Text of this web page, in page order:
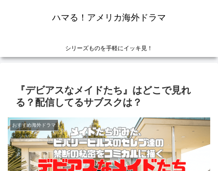
ハマる！アメリカ海外ドラマ
シリーズものを手軽にイッキ見！
『デビアスなメイドたち』はどこで見れ
る？配信してるサブスクは？
おすすめ海外ドラマ